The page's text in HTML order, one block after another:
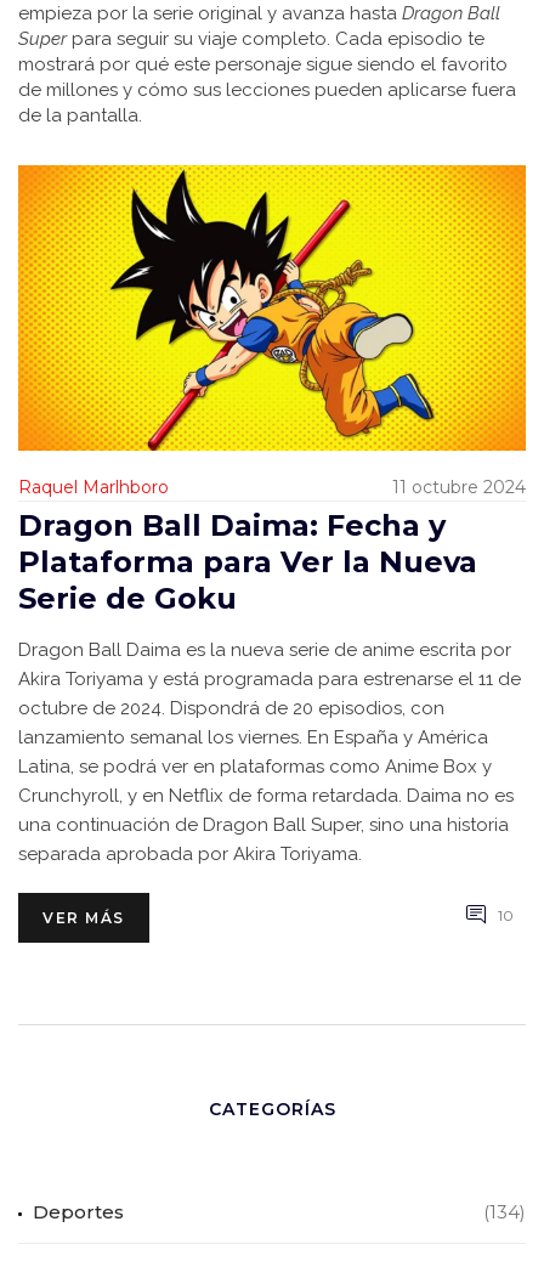
empieza por la serie original y avanza hasta Dragon Ball
Superpara seguir su viaje completo. Cada episodio te
mostrará por qué este personaje sigue siendo el favorito
de millones y cómo sus lecciones pueden aplicarse fuera
de la pantalla.
Raquel Marlhboro 11 octubre 2024
Dragon Ball Daima: Fecha y
Plataforma para Ver la Nueva
Serie de Goku
Dragon Ball Daima es la nueva serie de anime escrita por
Akira Toriyama y está programada para estrenarse el 11 de
octubre de 2024. Dispondrá de 20 episodios, con
lanzamiento semanal los viernes. En España y América
Latina, se podrá ver en plataformas como Anime Box y
Crunchyroll, y en Netflix de forma retardada. Daima no es
una continuación de Dragon Ball Super, sino una historia
separada aprobada por Akira Toriyama.
VER MÁS 10
CATEGORÍAS
Deportes (134)